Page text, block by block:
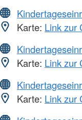
Karte: Link zur
Karte: Link zur
Karte: Link zur